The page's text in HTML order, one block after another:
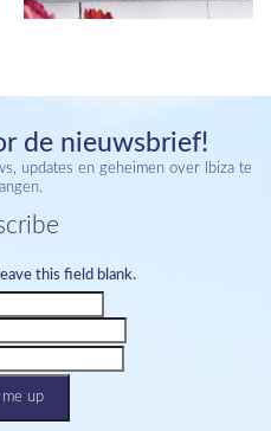
de nieuwsbrief!
updates en geheimen over Ibiza te
this field blank.
up